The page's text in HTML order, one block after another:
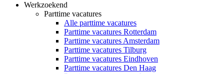
Werkzoekend
Parttime vacatures
Alle parttime vacatures
Parttime vacatures Rotterdam
Parttime vacatures Amsterdam
Parttime vacatures Tilburg
Parttime vacatures Eindhoven
Parttime vacatures Den Haag